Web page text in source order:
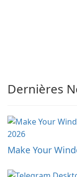
Dernières
Make Your